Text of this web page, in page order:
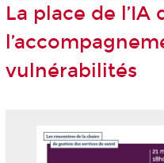
La place de l’IA
vulnérabilités